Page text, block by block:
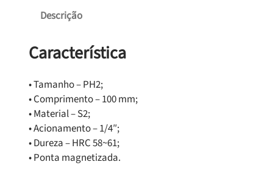
Descrição
Característica
• Tamanho – PH2;
• Comprimento – 100 mm;
• Material – S2;
• Acionamento – 1/4″;
• Dureza – HRC 58~61;
• Ponta magnetizada.